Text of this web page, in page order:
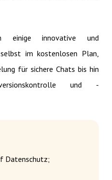
einige innovative und
im kostenlosen Plan,
für sichere Chats bis hin
und -
Datenschutz;